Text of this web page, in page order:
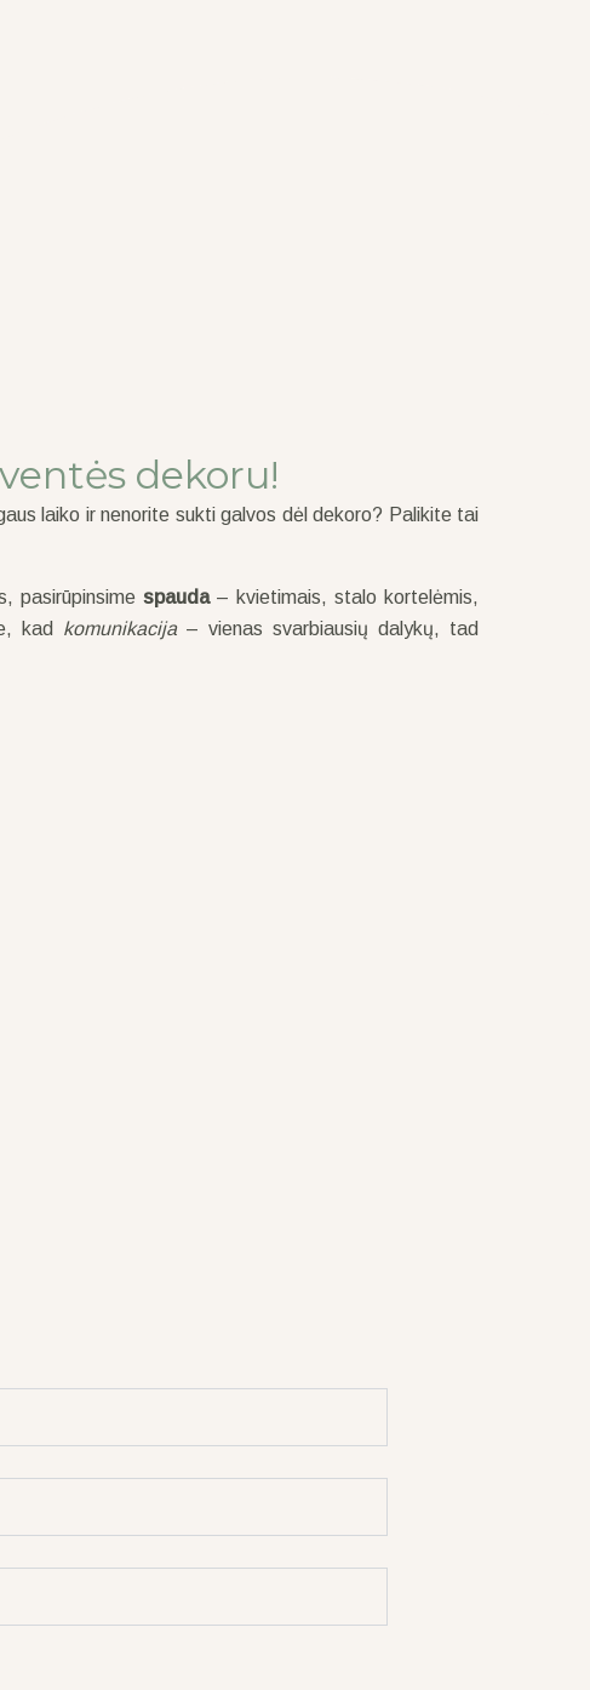
dekoru!
laiko ir nenorite sukti galvos dėl dekoro? Palikite tai
pasirūpinsime spauda– kvietimais, stalo kortelėmis,
kad komunikacija– vienas svarbiausių dalykų, tad